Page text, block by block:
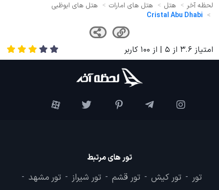
لحظه آخر هتل هتل های امارات
هتل های ابوظبی
Cristal Abu Dhabi
امتیاز 3.6 از 5 | از 100 کاربر
تور های مرتبط
تور - تور کیش - تور قشم - تور شیراز - تور مشهد -